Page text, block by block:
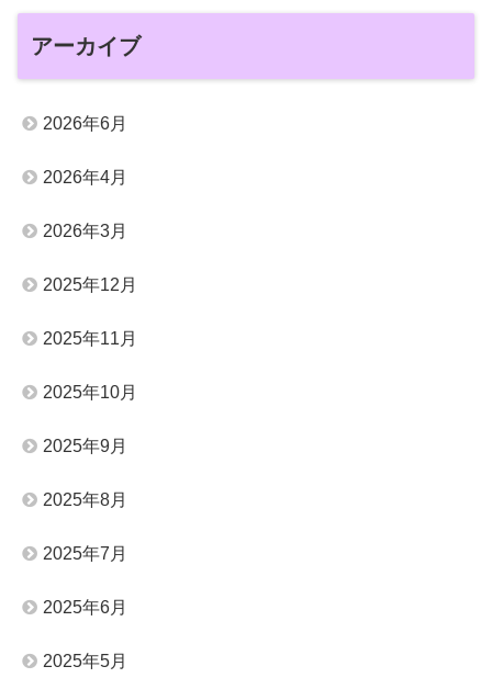
アーカイブ
2026年6月
2026年4月
2026年3月
2025年12月
2025年11月
2025年10月
2025年9月
2025年8月
2025年7月
2025年6月
2025年5月